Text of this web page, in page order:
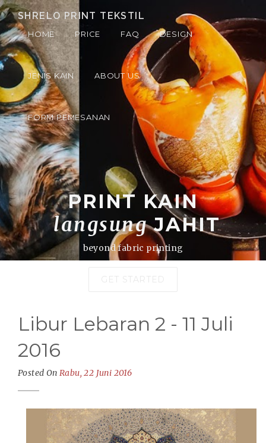
SHRELO PRINT TEKSTIL
HOME PRICE FAQ DESIGN
JENIS KAIN ABOUT US
FORM PEMESANAN
PRINT KAIN
langsungJAHIT
beyond fabric printing
Libur Lebaran 2 - 11 Juli
2016
Posted OnRabu, 22 Juni 2016